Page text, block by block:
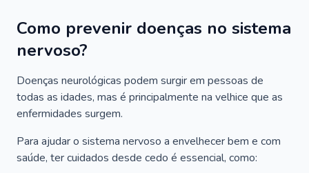
Como prevenir doenças no sistema
nervoso?
Doenças neurológicas podem surgir em pessoas de
todas as idades, mas é principalmente na velhice que as
enfermidades surgem.
Para ajudar o sistema nervoso a envelhecer bem e com
saúde, ter cuidados desde cedo é essencial, como: